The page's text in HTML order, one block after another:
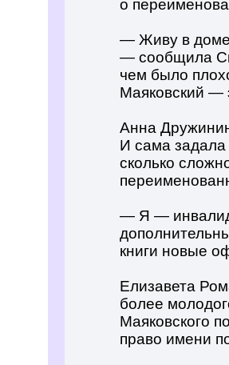
о
— Живу в доме
— сообщила
чем было
Маяковский —
Анна
И сама задала
сколько
— Я — инвалид,
книги новые
Елизавета
более
Маяковского
право имени